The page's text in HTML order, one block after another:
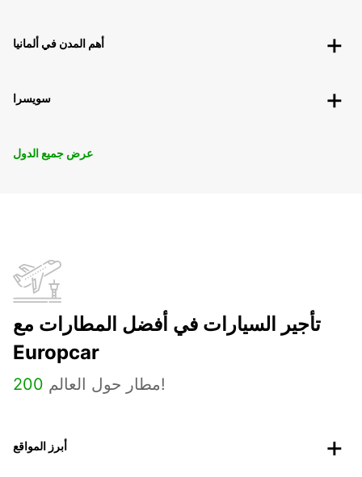
أهم المدن في ألمانيا
سويسرا
عرض جميع الدول
تأجير السيارات في أفضل المطارات مع
Europcar
200 مطار حول العالم!
أبرز المواقع